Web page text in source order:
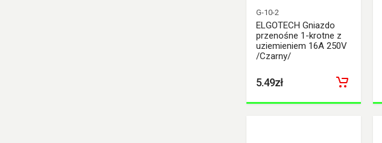
G-10-2
ELGOTECH Gniazdo
przenośne 1-krotne z
uziemieniem 16A 250V
/Czarny/
5.49zł